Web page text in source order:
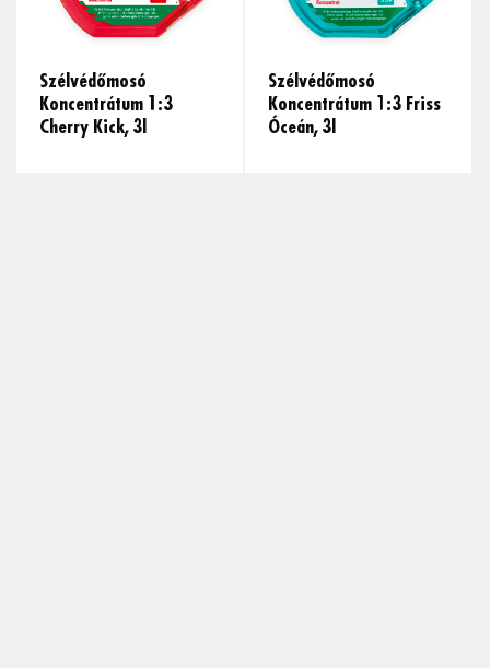
Szélvédőmosó
Koncentrátum 1:3
Cherry Kick, 3l
Szélvédőmosó
Koncentrátum 1:3 Friss
Óceán, 3l